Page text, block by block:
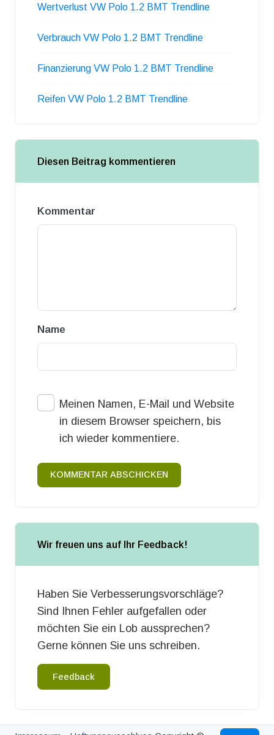
Wertverlust VW Polo 1.2 BMT Trendline
Verbrauch VW Polo 1.2 BMT Trendline
Finanzierung VW Polo 1.2 BMT Trendline
Reifen VW Polo 1.2 BMT Trendline
Diesen Beitrag kommentieren
Kommentar
Name
Meinen Namen, E-Mail und Website
in diesem Browser speichern, bis
ich wieder kommentiere.
KOMMENTAR ABSCHICKEN
Wir freuen uns auf Ihr Feedback!
Haben Sie Verbesserungsvorschläge?
Sind Ihnen Fehler aufgefallen oder
möchten Sie ein Lob aussprechen?
Gerne können Sie uns schreiben.
Feedback